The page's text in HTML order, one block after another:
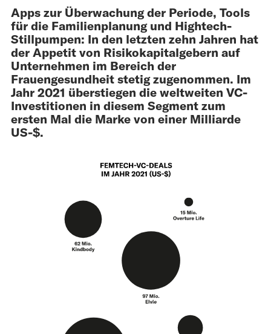
Apps zur Überwachung der Periode, Tools
für die Familienplanung und Hightech-
Stillpumpen: In den letzten zehn Jahren hat
der Appetit von Risikokapitalgebern auf
Unternehmen im Bereich der
Frauengesundheit stetig zugenommen. Im
Jahr 2021 überstiegen die weltweiten VC-
Investitionen in diesem Segment zum
ersten Mal die Marke von einer Milliarde
US-$.